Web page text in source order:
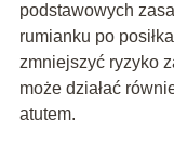
podstawowych
rumianku po
zmniejszyć ryzyko
może działać
atutem.